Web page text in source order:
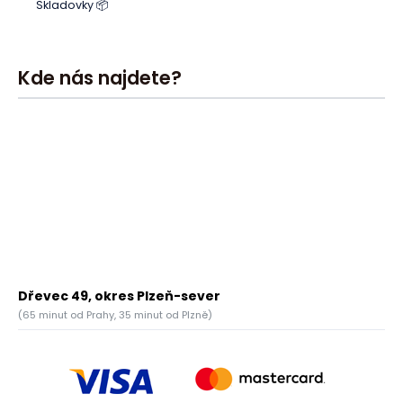
Skladovky 📦
Kde nás najdete?
Dřevec 49, okres Plzeň-sever
(65 minut od Prahy, 35 minut od Plzně)